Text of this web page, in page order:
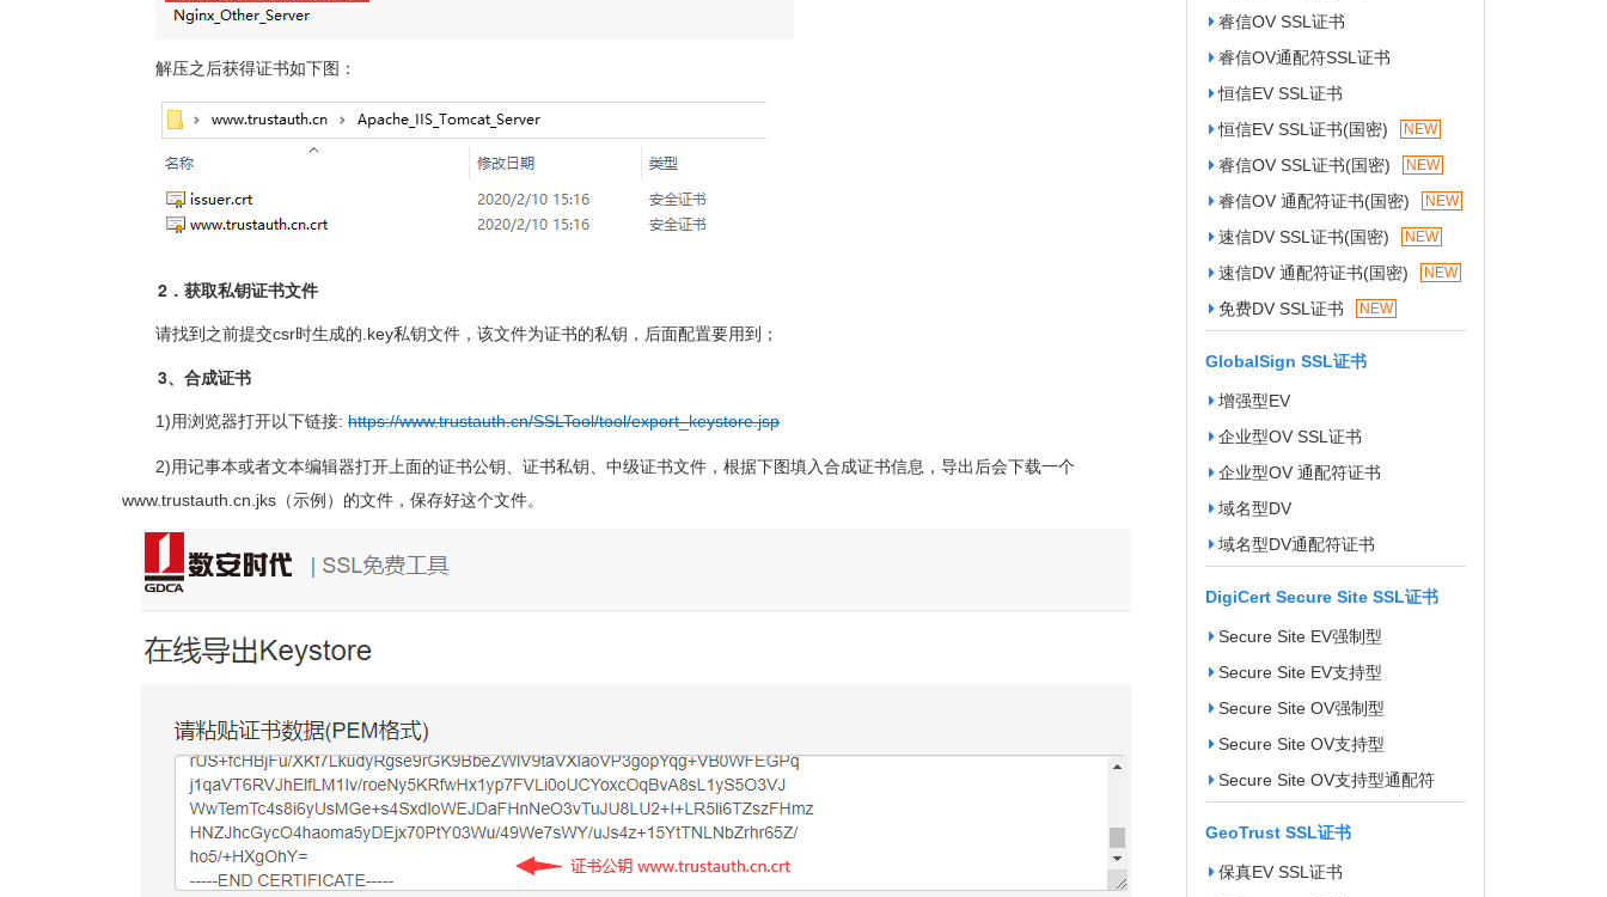
解压之后获得证书如下图：
2．获取私钥证书文件
请找到之前提交csr时生成的.key私钥文件，该文件为证书的私钥，后面配置要用到；
3、合成证书
1)用浏览器打开以下链接: https://www.trustauth.cn/SSLTool/tool/export_keystore.jsp
2)用记事本或者文本编辑器打开上面的证书公钥、证书私钥、中级证书文件，根据下图填入合成证书信息，导出后会下载一个
www.trustauth.cn.jks（示例）的文件，保存好这个文件。
睿信OV SSL证书
睿信OV通配符SSL证书
恒信EV SSL证书
恒信EV SSL证书(国密)
NEW
睿信OV SSL证书(国密) NEW
睿信OV 通配符证书(国密) NEW
速信DV SSL证书(国密) NEW
速信DV 通配符证书(国密) NEW
免费DV SSL证书 NEW
GlobalSign SSL证书
增强型EV
企业型OV SSL证书
企业型OV 通配符证书
域名型DV
域名型DV通配符证书
DigiCert Secure Site SSL证书
Secure Site EV强制型
Secure Site EV支持型
Secure Site OV强制型
Secure Site OV支持型
Secure Site OV支持型通配符
GeoTrust SSL证书
保真EV SSL证书